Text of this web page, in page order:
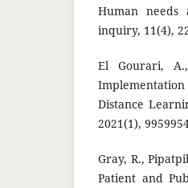
Human needs
inquiry, 11(4),
El Gourari,
Distance
2021(1),
Gray, R.,
Patient and